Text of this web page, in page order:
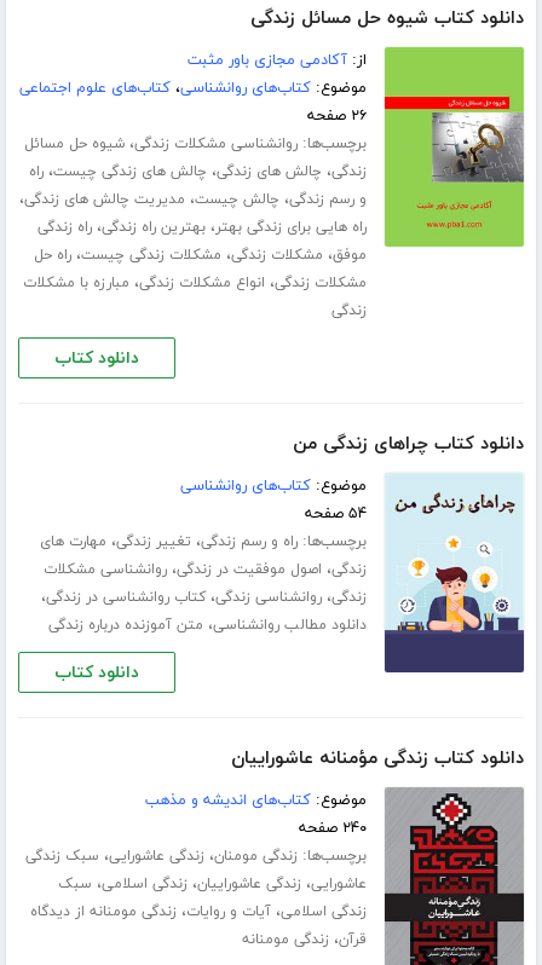
دانلود کتاب شیوه حل مسائل زندگی
از:آکادمی مجازی باور مثبت
موضوع:کتاب‌های روانشناسی،کتاب‌های علوم اجتماعی
۲۶ صفحه
برچسب‌ها:روانشناسی مشکلات زندگی،شیوه حل مسائل
زندگی، چالش های زندگی، چالش های زندگی چیست،راه
و رسم زندگی، چالش چیست، مدیریت چالش های زندگی،
راه هایی برای زندگی بهتر،بهترین راه زندگی،راه زندگی
موفق، مشکلات زندگی، مشکلات زندگی چیست،راه حل
مشکلات زندگی، انواع مشکلات زندگی، مبارزه با مشکلات
زندگی
دانلود کتاب
دانلود کتاب چراهای زندگی من
موضوع:کتاب‌های روانشناسی
۵۴ صفحه
برچسب‌ها:راه و رسم زندگی، تغییر زندگی، مهارت های
زندگی، اصول موفقیت در زندگی،روانشناسی مشکلات
زندگی،روانشناسی زندگی،کتاب روانشناسی در زندگی،
دانلود مطالب روانشناسی، متن آموزنده درباره زندگی
دانلود کتاب
دانلود کتاب زندگی مؤمنانه عاشوراییان
موضوع:کتاب‌های اندیشه و مذهب
۲۴۰ صفحه
برچسب‌ها: زندگی مومنان، زندگی عاشورایی، سبک زندگی
عاشورایی، زندگی عاشوراییان، زندگی اسلامی، سبک
زندگی اسلامی،آیات و روایات، زندگی مومنانه از دیدگاه
قرآن، زندگی مومنانه